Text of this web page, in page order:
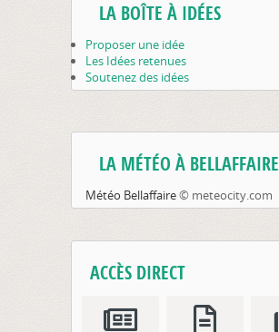
LA BOÎTE À IDÉES
Proposer une idée
Les Idées retenues
Soutenez des idées
LA MÉTÉO À BELLAFFAIRE
Météo Bellaffaire© meteocity.com
ACCÈS DIRECT